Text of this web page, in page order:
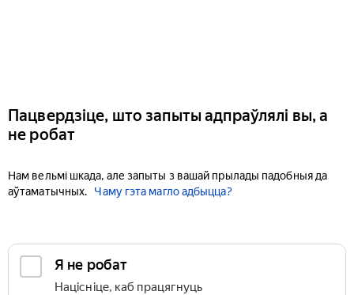
Пацвердзіце, што запыты адпраўлялі вы, а
не робат
Нам вельмі шкада, але запыты з вашай прылады падобныя да
аўтаматычных.
Чаму гэта магло адбыцца?
Я не робат
Націсніце, каб працягнуць